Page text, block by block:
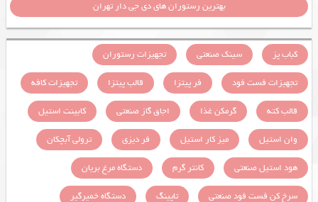
بهترین رستوران های دی جی دار تهران
کباب پز سینک صنعتی
تجهیزات رستوران
تجهیزات فست فود
فر پیتزا قالب پیتزا
تجهیزات کافه
قالب کته
گرمکن غذا اجاق گاز صنعتی
کابینت استیل
وان استیل
میز کار استیل فر دیزی
ترولی آبچکان
هود استیل صنعتی
کانتر گرم
دستگاه مرغ بریان
سرخ کن فست فود صنعتی
تاپینگ
دستگاه خمیرگیر